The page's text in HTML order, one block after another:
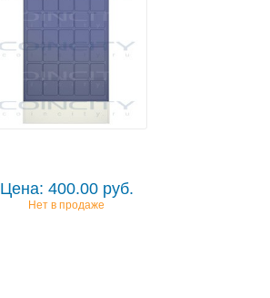
Цена: 400.00 руб.
Нет в продаже